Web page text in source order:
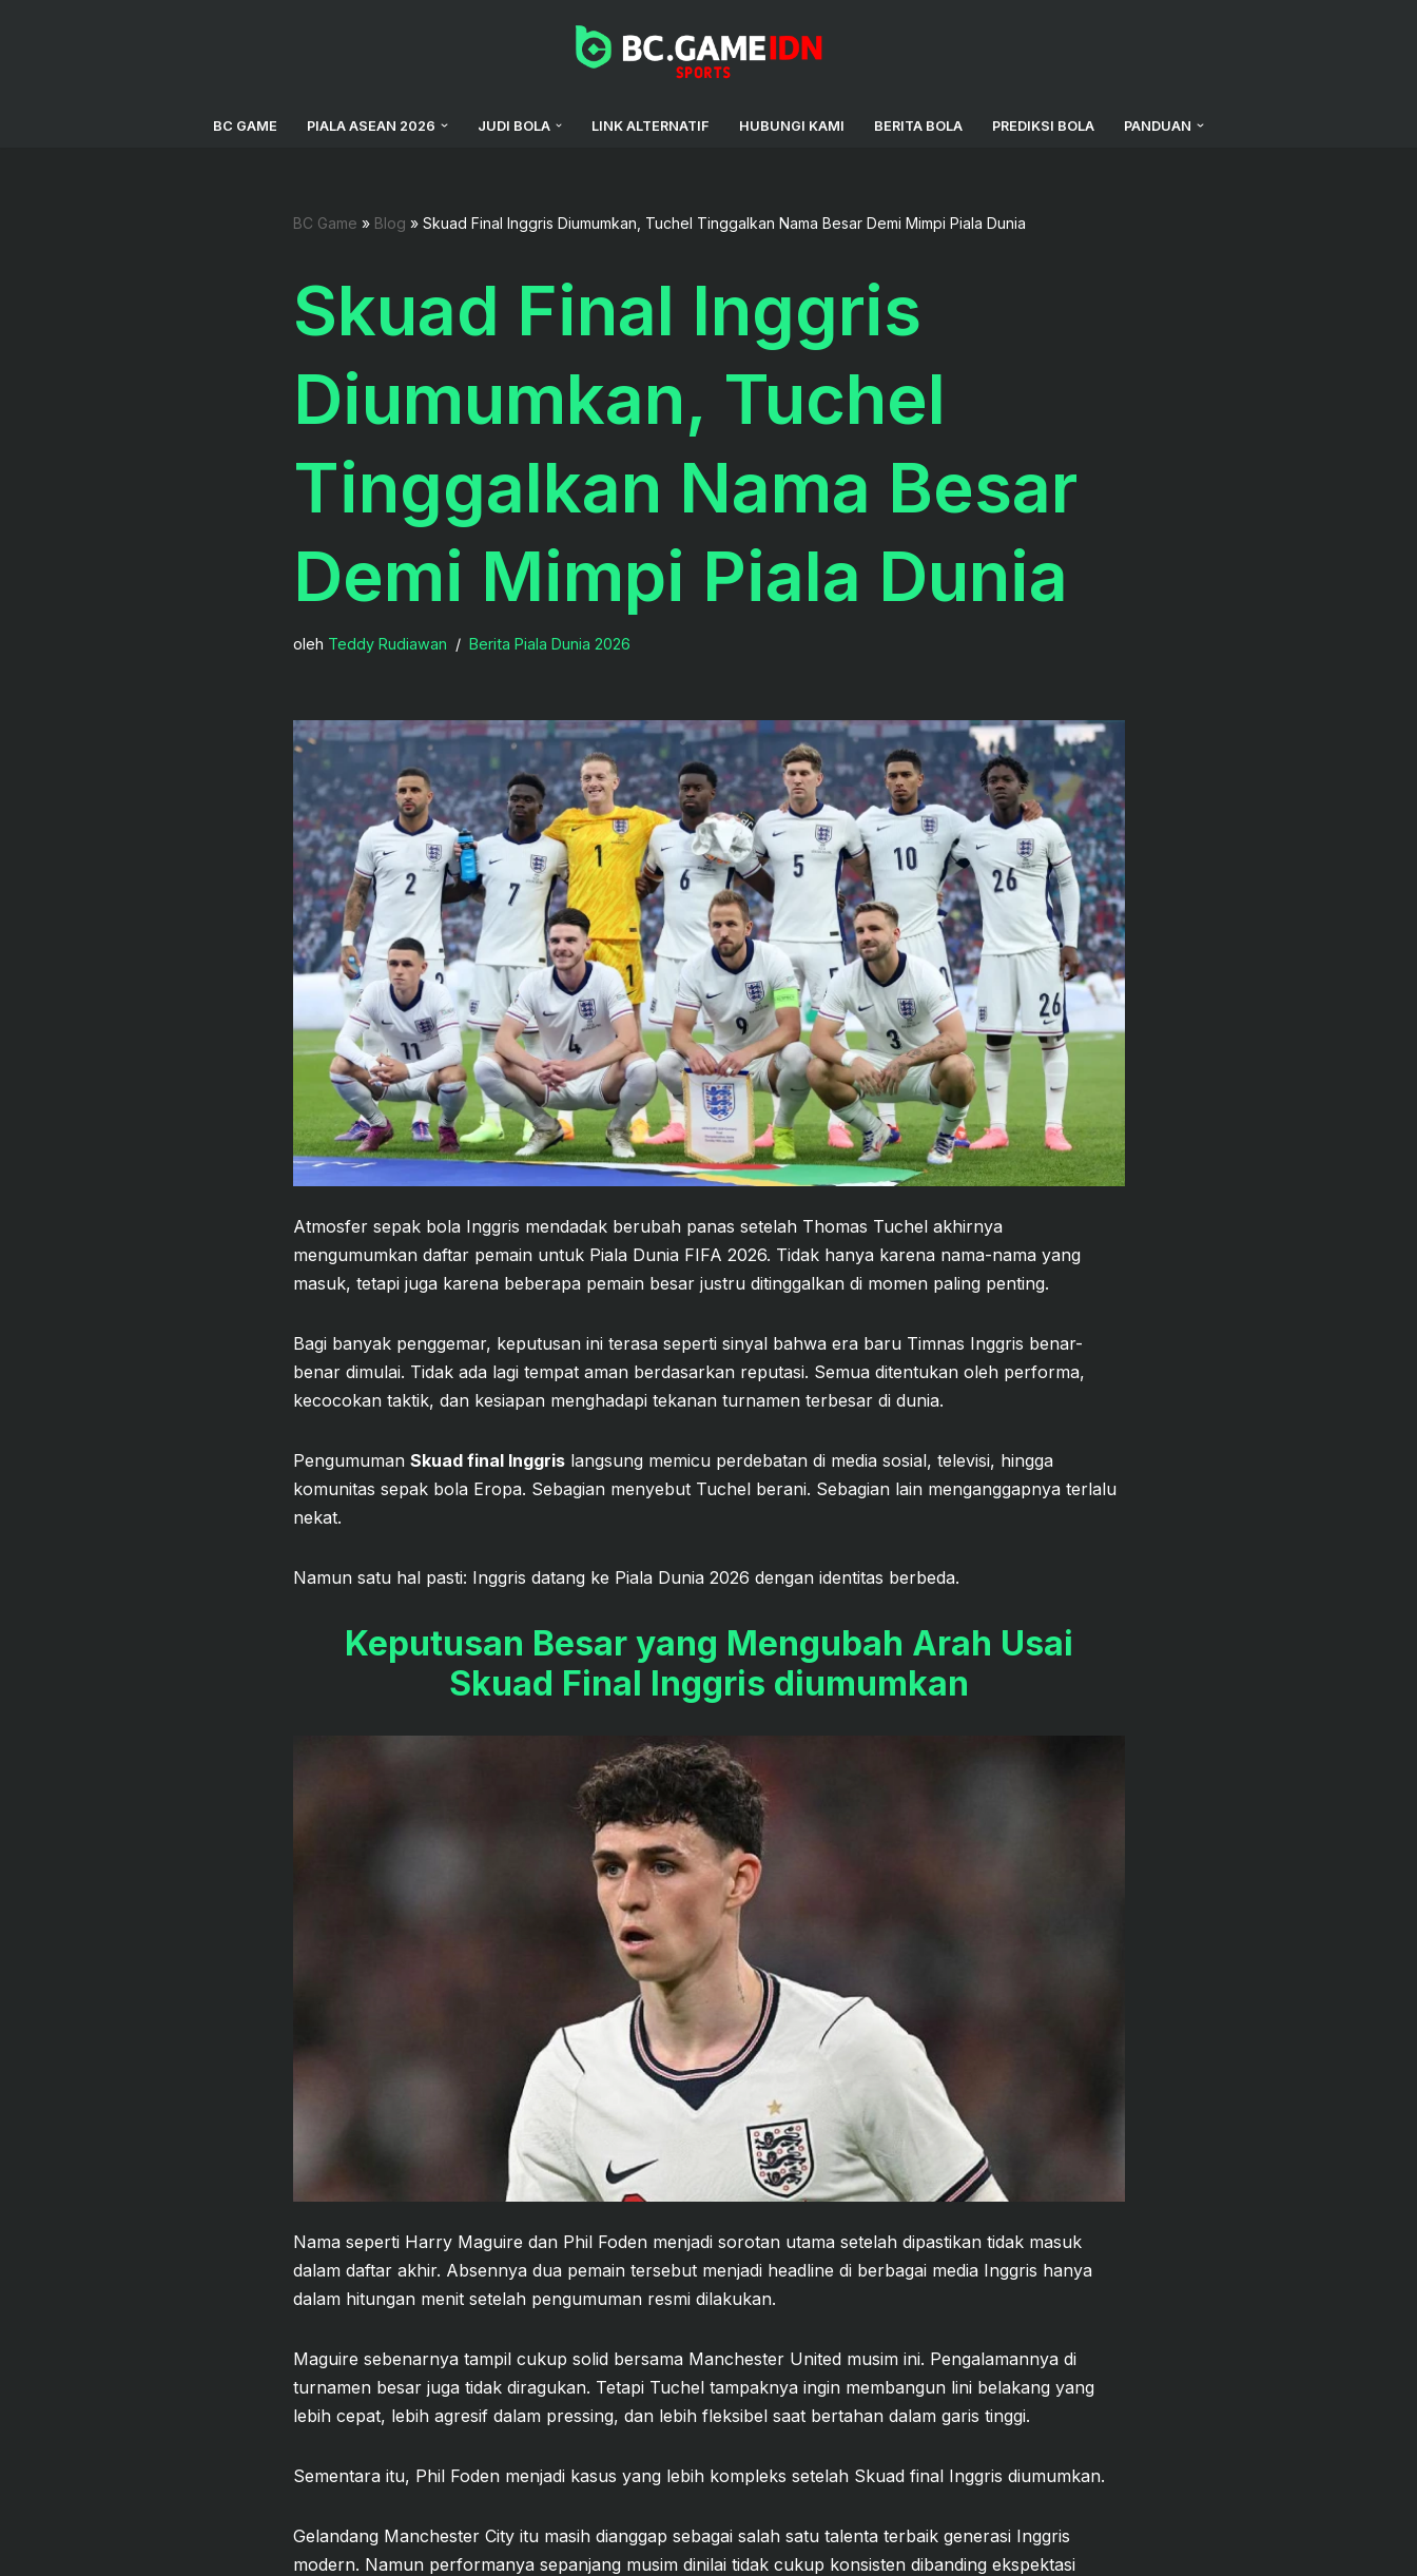
BC GAME PIALA ASEAN 2026 JUDI BOLA LINK ALTERNATIF HUBUNGI KAMI BERITA BOLA PREDIKSI BOLA PANDUAN
BC Game » Blog » Skuad Final Inggris Diumumkan, Tuchel Tinggalkan Nama Besar Demi Mimpi Piala Dunia
Skuad Final Inggris
Diumumkan, Tuchel
Tinggalkan Nama Besar
Demi Mimpi Piala Dunia
oleh Teddy Rudiawan Berita Piala Dunia 2026
Atmosfer sepak bola Inggris mendadak berubah panas setelah Thomas Tuchel akhirnya
mengumumkan daftar pemain untuk Piala Dunia FIFA 2026. Tidak hanya karena nama-nama yang
masuk, tetapi juga karena beberapa pemain besar justru ditinggalkan di momen paling penting.
Bagi banyak penggemar, keputusan ini terasa seperti sinyal bahwa era baru Timnas Inggris benar-
benar dimulai. Tidak ada lagi tempat aman berdasarkan reputasi. Semua ditentukan oleh performa,
kecocokan taktik, dan kesiapan menghadapi tekanan turnamen terbesar di dunia.
Pengumuman Skuad final Inggrislangsung memicu perdebatan di media sosial, televisi, hingga
komunitas sepak bola Eropa. Sebagian menyebut Tuchel berani. Sebagian lain menganggapnya terlalu
nekat.
Namun satu hal pasti: Inggris datang ke Piala Dunia 2026 dengan identitas berbeda.
Keputusan Besar yang Mengubah Arah Usai
Skuad Final Inggris diumumkan
Nama seperti Harry Maguire dan Phil Foden menjadi sorotan utama setelah dipastikan tidak masuk
dalam daftar akhir. Absennya dua pemain tersebut menjadi headline di berbagai media Inggris hanya
dalam hitungan menit setelah pengumuman resmi dilakukan.
Maguire sebenarnya tampil cukup solid bersama Manchester United musim ini. Pengalamannya di
turnamen besar juga tidak diragukan. Tetapi Tuchel tampaknya ingin membangun lini belakang yang
lebih cepat, lebih agresif dalam pressing, dan lebih fleksibel saat bertahan dalam garis tinggi.
Sementara itu, Phil Foden menjadi kasus yang lebih kompleks setelah Skuad final Inggris diumumkan.
Gelandang Manchester City itu masih dianggap sebagai salah satu talenta terbaik generasi Inggris
modern. Namun performanya sepanjang musim dinilai tidak cukup konsisten dibanding ekspektasi